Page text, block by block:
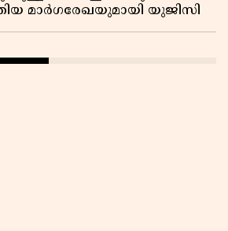
മാർഗരേഖയുമായി യുജിസി